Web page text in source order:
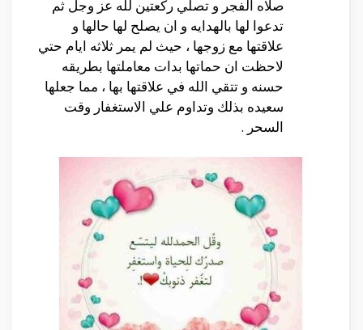
صلاه الفجر و تصلي ركعتين لله عز وجل ثم
تدعوا لها بالهدايه و ان يصلح لها حالها و
علاقتها مع زوجها ، حيث لم يمر ثلاثه ايام حتي
لاحظت ان حماتها بدات معاملتها بطريقه
حسنه و تتقي الله في علاقتها بها ، مما جعلها
سعيده بذلك وتداوم علي الاستغفار وقت
السحر .